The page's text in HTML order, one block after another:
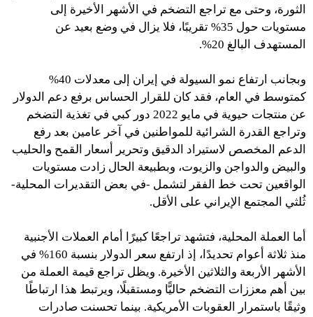
الثورة، وحتى مع تراجع التضخم في الأشهر الأخيرة إلى
مستويات حول 35% تقريبًا، فلا يزال في وضع بعيد عن
المستهدف البالغ 20%.
وبجانب ارتفاع نمو السيولة في إيران إلى معدلات 40%
كمتوسط في العام، فقد كان للقرار الحساس برفع دعم الدولار
عن منتجات حيوية في مايو 2022 دور كبي في تغذية التضخم
وتراجع القدرة الشرائية للمواطنين في آخر عامين بعد رفع
الدعم المخصص لاستيراد الدقيق وتحرير أسعار القمح والحليب
والبيض والدواجن والزيوت، وبطبيعة الحال زادت مستويات
الواقعين تحت خط الفقر لتشمل -في بعض التقديرات المحلية-
ثُلثي المجتمع الإيراني على الأقل.
أما العملة المحلية، فتشهد تراجعًا كبيرًا أمام العملات الأجنبية
منذ ثلاثة أعوام تحديدًا، إذ ارتفع سعر الدولار بنسبة 160% في
الأشهر الأربعة والثلاثين الأخيرة. ويظل تراجع قيمة العملة من
بين أهم معززات التضخم حاليًّا ومستقبلًا، ويرتبط هذا ارتباطًا
وثيقًا باستمرار العقوبات الأمريكية. بينما تحسنت صادرات